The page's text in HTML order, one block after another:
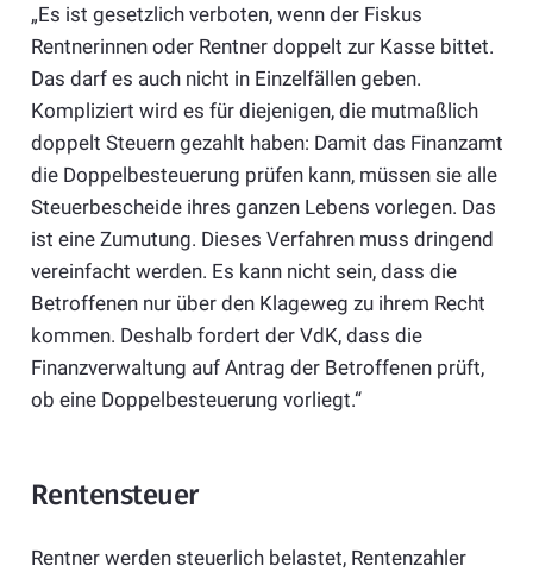
„Es ist gesetzlich verboten, wenn der Fiskus
Rentnerinnen oder Rentner doppelt zur Kasse bittet.
Das darf es auch nicht in Einzelfällen geben.
Kompliziert wird es für diejenigen, die mutmaßlich
doppelt Steuern gezahlt haben: Damit das Finanzamt
die Doppelbesteuerung prüfen kann, müssen sie alle
Steuerbescheide ihres ganzen Lebens vorlegen. Das
ist eine Zumutung. Dieses Verfahren muss dringend
vereinfacht werden. Es kann nicht sein, dass die
Betroffenen nur über den Klageweg zu ihrem Recht
kommen. Deshalb fordert der VdK, dass die
Finanzverwaltung auf Antrag der Betroffenen prüft,
ob eine Doppelbesteuerung vorliegt.“
Rentensteuer
Rentner werden steuerlich belastet, Rentenzahler